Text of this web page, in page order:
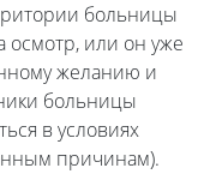
больницы
или он уже
желанию и
больницы
в условиях
причинам).